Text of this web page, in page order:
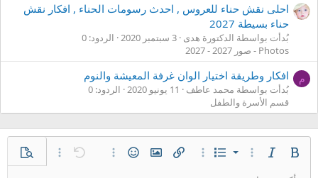
احلى نقش حناء للعروس , احدث رسومات الحناء , افكار نقش
حناء بسيطة 2027
بُدأت بواسطة الدكتورة هدى 3 سبتمبر 2020
الردود: 0
Photos - صور 2027 - 2027
م افكار وطريقة اختيار الوان غرفة المعيشة والنوم
بُدأت بواسطة محمد عاطف 11 يونيو 2020
الردود: 0
قسم الأسرة والطفل
غامق مائل خيارات إضافية…
قائمة
قائمة مرتبة
خيارات إضافية…
إدراج رابطإدراج صورةالإبتساماتخيارات إضافية…
تراجع خيارات إضافية…
معاينة